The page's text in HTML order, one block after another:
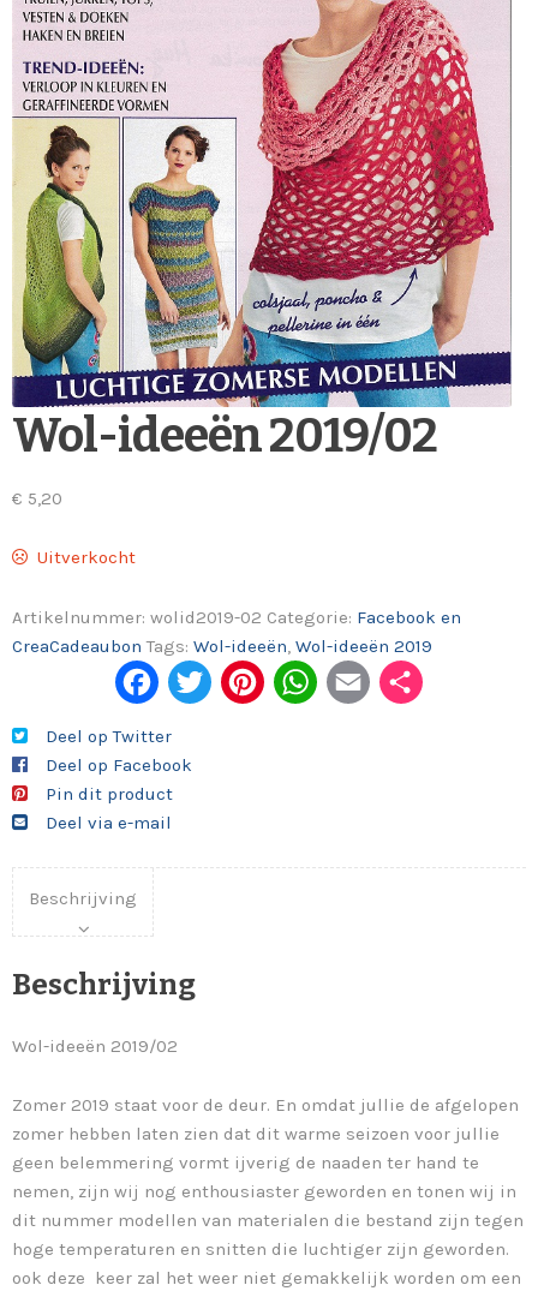
Wol-ideeën 2019/02
€ 5,20
Uitverkocht
Artikelnummer: wolid2019-02 Categorie: Facebook en
CreaCadeaubon Tags: Wol-ideeën Wol-ideeën 2019
Fac
ok
Twi
Pint
Wh
Em
Deel op Twitter
Deel op Facebook
Pin dit product
Deel via e-mail
Beschrijving
Beschrijving
Wol-ideeën 2019/02
Zomer 2019 staat voor de deur. En omdat jullie de afgelopen
zomer hebben laten zien dat dit warme seizoen voor jullie
geen belemmering vormt ijverig de naaden ter hand te
nemen, zijn wij nog enthousiaster geworden en tonen wij in
dit nummer modellen van materialen die bestand zijn tegen
hoge temperaturen en snitten die luchtiger zijn geworden.
ook deze keer zal het weer niet gemakkelijk worden om een